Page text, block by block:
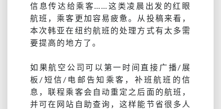
信息传达给乘客……这类凌晨出发的红眼
航班，乘客更加容易疲惫。从投稿来看，
本次韩亚在纽约航班的处理方式有太多需
要提高的地方了。
如果航空公司可以第一时间直接广播/展
板/短信/电邮告知乘客，补班航班的信
息，联程乘客会自动重定之后面的航班，
并可在网站自助查询，这样能节省很多人